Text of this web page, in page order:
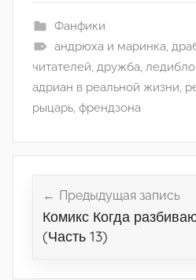
Фанфики
андрюха и маринка,
читателей, дружба,
адриан в реальной жизни,
рыцарь, френдзона
записям
Предыдущая запись
Комикс Когда
(Часть 13)